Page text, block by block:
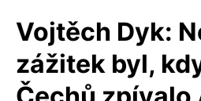
Vojtěch Dyk:
zážitek byl,